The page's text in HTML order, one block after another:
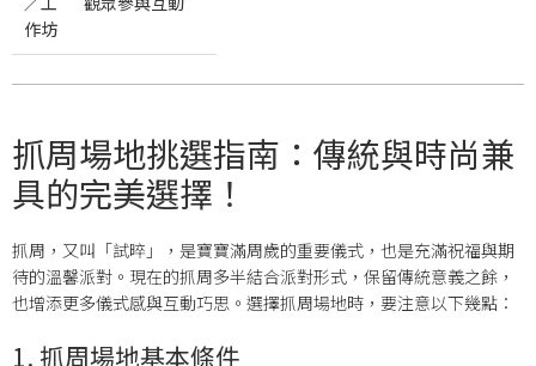
作坊
抓周場地挑選指南：傳統與時尚兼
具的完美選擇！
抓周，又叫「試晬」，是寶寶滿周歲的重要儀式，也是充滿祝福與期
待的溫馨派對。現在的抓周多半結合派對形式，保留傳統意義之餘，
也增添更多儀式感與互動巧思。選擇抓周場地時，要注意以下幾點：
1. 抓周場地基本條件